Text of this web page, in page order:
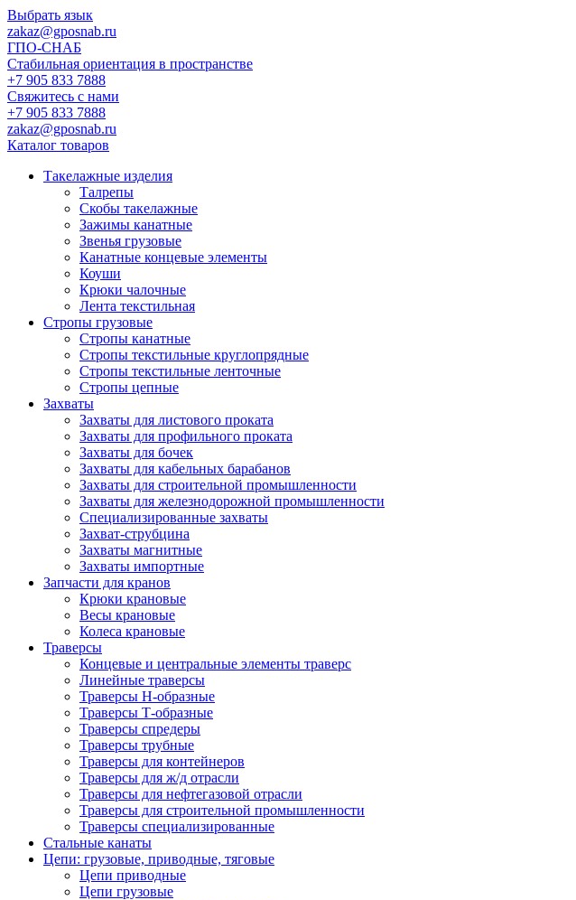
Выбрать язык
zakaz@gposnab.ru
ГПО-СНАБ
Стабильная ориентация в пространстве
+7 905 833 7888
Свяжитесь с нами
+7 905 833 7888
zakaz@gposnab.ru
Каталог товаров
Такелажные изделия
Талрепы
Скобы такелажные
Зажимы канатные
Звенья грузовые
Канатные концевые элементы
Коуши
Крюки чалочные
Лента текстильная
Стропы грузовые
Стропы канатные
Стропы текстильные круглопрядные
Стропы текстильные ленточные
Стропы цепные
Захваты
Захваты для листового проката
Захваты для профильного проката
Захваты для бочек
Захваты для кабельных барабанов
Захваты для строительной промышленности
Захваты для железнодорожной промышленности
Специализированные захваты
Захват-струбцина
Захваты магнитные
Захваты импортные
Запчасти для кранов
Крюки крановые
Весы крановые
Колеса крановые
Траверсы
Концевые и центральные элементы траверс
Линейные траверсы
Траверсы Н-образные
Траверсы Т-образные
Траверсы спредеры
Траверсы трубные
Траверсы для контейнеров
Траверсы для ж/д отрасли
Траверсы для нефтегазовой отрасли
Траверсы для строительной промышленности
Траверсы специализированные
Стальные канаты
Цепи: грузовые, приводные, тяговые
Цепи приводные
Цепи грузовые